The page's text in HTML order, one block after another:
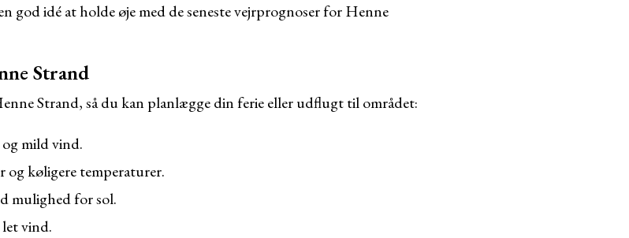
god idé at holde øje med de seneste vejrprognoser for Henne
Strand
Strand, så du kan planlægge din ferie eller udflugt til området:
mild vind.
og køligere temperaturer.
mulighed for sol.
vind.